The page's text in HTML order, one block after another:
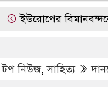
ইউরোপের বিমানবন্দরে পাঁচ
টপ নিউজ,সাহিত্য